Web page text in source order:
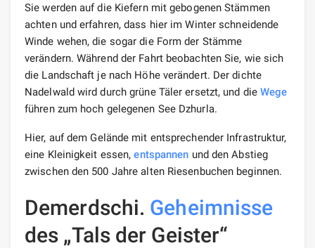
Sie werden auf die Kiefern mit gebogenen Stämmen
achten und erfahren, dass hier im Winter schneidende
Winde wehen, die sogar die Form der Stämme
verändern. Während der Fahrt beobachten Sie, wie sich
die Landschaft je nach Höhe verändert. Der dichte
Nadelwald wird durch grüne Täler ersetzt, und dieWege
führen zum hoch gelegenen See Dzhurla.
Hier, auf dem Gelände mit entsprechender Infrastruktur,
eine Kleinigkeit essen,entspannen und den Abstieg
zwischen den 500 Jahre alten Riesenbuchen beginnen.
Demerdschi. Geheimnisse
des „Tals der Geister“